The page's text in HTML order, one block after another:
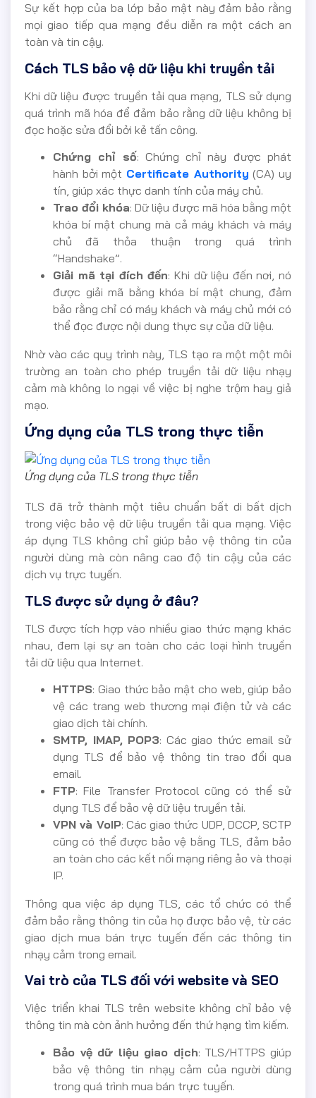
Sự kết hợp của ba lớp bảo mật này đảm bảo rằng
mọi giao tiếp qua mạng đều diễn ra một cách an
toàn và tin cậy.
Cách TLS bảo vệ dữ liệu khi truyền tải
Khi dữ liệu được truyền tải qua mạng, TLS sử dụng
quá trình mã hóa để đảm bảo rằng dữ liệu không bị
đọc hoặc sửa đổi bởi kẻ tấn công.
Chứng chỉ số: Chứng chỉ này được phát
hành bởi một Certificate Authority (CA) uy
tín, giúp xác thực danh tính của máy chủ.
Trao đổi khóa: Dữ liệu được mã hóa bằng một
khóa bí mật chung mà cả máy khách và máy
chủ đã thỏa thuận trong quá trình
“Handshake”.
Giải mã tại đích đến: Khi dữ liệu đến nơi, nó
được giải mã bằng khóa bí mật chung, đảm
bảo rằng chỉ có máy khách và máy chủ mới có
thể đọc được nội dung thực sự của dữ liệu.
Nhờ vào các quy trình này, TLS tạo ra một một môi
trường an toàn cho phép truyền tải dữ liệu nhạy
cảm mà không lo ngại về việc bị nghe trộm hay giả
mạo.
Ứng dụng của TLS trong thực tiễn
Ứng dụng của TLS trong thực tiễn
TLS đã trở thành một tiêu chuẩn bất di bất dịch
trong việc bảo vệ dữ liệu truyền tải qua mạng. Việc
áp dụng TLS không chỉ giúp bảo vệ thông tin của
người dùng mà còn nâng cao độ tin cậy của các
dịch vụ trực tuyến.
TLS được sử dụng ở đâu?
TLS được tích hợp vào nhiều giao thức mạng khác
nhau, đem lại sự an toàn cho các loại hình truyền
tải dữ liệu qua Internet.
HTTPS: Giao thức bảo mật cho web, giúp bảo
vệ các trang web thương mại điện tử và các
giao dịch tài chính.
SMTP, IMAP, POP3: Các giao thức email sử
dụng TLS để bảo vệ thông tin trao đổi qua
email.
FTP: File Transfer Protocol cũng có thể sử
dụng TLS để bảo vệ dữ liệu truyền tải.
VPN và VoIP: Các giao thức UDP, DCCP, SCTP
cũng có thể được bảo vệ bằng TLS, đảm bảo
an toàn cho các kết nối mạng riêng ảo và thoại
IP.
Thông qua việc áp dụng TLS, các tổ chức có thể
đảm bảo rằng thông tin của họ được bảo vệ, từ các
giao dịch mua bán trực tuyến đến các thông tin
nhạy cảm trong email.
Vai trò của TLS đối với website và SEO
Việc triển khai TLS trên website không chỉ bảo vệ
thông tin mà còn ảnh hưởng đến thứ hạng tìm kiếm.
Bảo vệ dữ liệu giao dịch: TLS/HTTPS giúp
bảo vệ thông tin nhạy cảm của người dùng
trong quá trình mua bán trực tuyến.